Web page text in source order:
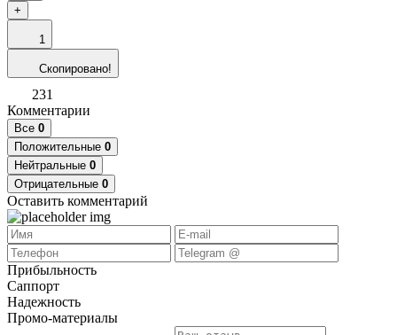
+
1
Скопировано!
231
Комментарии
Все 0
Положительные 0
Нейтральные 0
Отрицательные 0
Оставить комментарий
Прибыльность
Саппорт
Надежность
Промо-материалы